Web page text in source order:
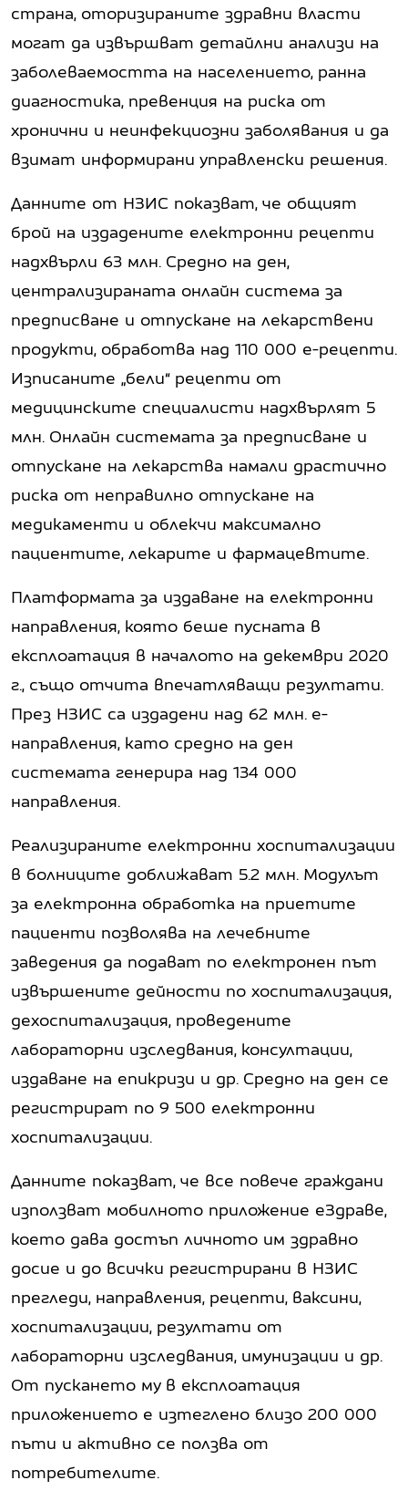
страна, оторизираните здравни власти
могат да извършват детайлни анализи на
заболеваемостта на населението, ранна
диагностика, превенция на риска от
хронични и неинфекциозни заболявания и да
взимат информирани управленски решения.
Данните от НЗИС показват, че общият
брой на издадените електронни рецепти
надхвърли 63 млн. Средно на ден,
централизираната онлайн система за
предписване и отпускане на лекарствени
продукти, обработва над 110 000 е-рецепти.
Изписаните „бели“ рецепти от
медицинските специалисти надхвърлят 5
млн. Онлайн системата за предписване и
отпускане на лекарства намали драстично
риска от неправилно отпускане на
медикаменти и облекчи максимално
пациентите, лекарите и фармацевтите.
Платформата за издаване на електронни
направления, която беше пусната в
експлоатация в началото на декември 2020
г., също отчита впечатляващи резултати.
През НЗИС са издадени над 62 млн. е-
направления, като средно на ден
системата генерира над 134 000
направления.
Реализираните електронни хоспитализации
в болниците доближават 5.2 млн. Модулът
за електронна обработка на приетите
пациенти позволява на лечебните
заведения да подават по електронен път
извършените дейности по хоспитализация,
дехоспитализация, проведените
лабораторни изследвания, консултации,
издаване на епикризи и др. Средно на ден се
регистрират по 9 500 електронни
хоспитализации.
Данните показват, че все повече граждани
използват мобилното приложение еЗдраве,
което дава достъп личното им здравно
досие и до всички регистрирани в НЗИС
прегледи, направления, рецепти, ваксини,
хоспитализации, резултати от
лабораторни изследвания, имунизации и др.
От пускането му в експлоатация
приложението е изтеглено близо 200 000
пъти и активно се ползва от
потребителите.